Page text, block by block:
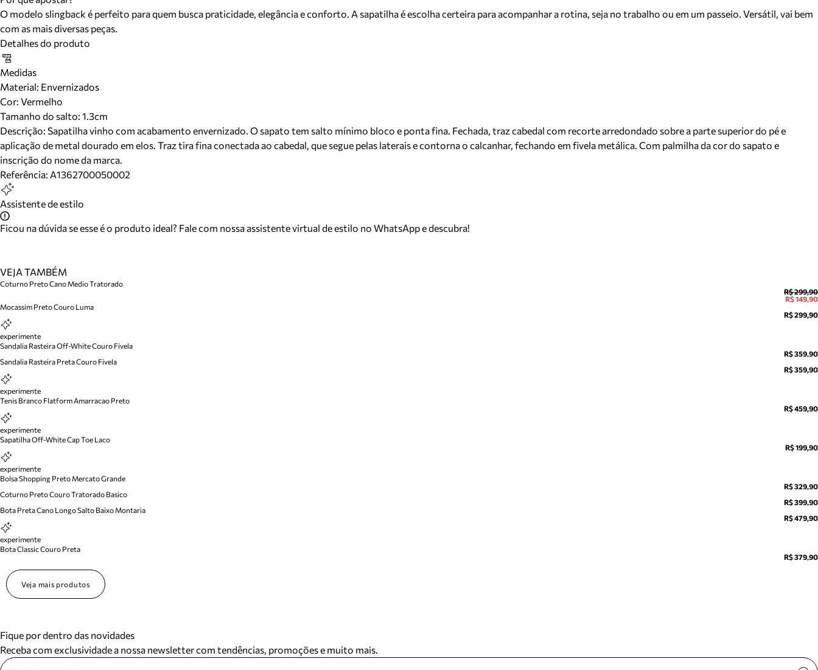
O modelo slingback é perfeito para quem busca praticidade, elegância e conforto. A sapatilha é escolha certeira para acompanhar a rotina, seja no trabalho ou em um passeio. Versátil, vai bem
com as mais diversas peças.
Detalhes do produto
Medidas
Material: Envernizados
Cor: Vermelho
Tamanho do salto: 1.3cm
Descrição: Sapatilha vinho com acabamento envernizado. O sapato tem salto mínimo bloco e ponta fina. Fechada, traz cabedal com recorte arredondado sobre a parte superior do pé e
aplicação de metal dourado em elos. Traz tira fina conectada ao cabedal, que segue pelas laterais e contorna o calcanhar, fechando em fivela metálica. Com palmilha da cor do sapato e
inscrição do nome da marca.
Referência: A1362700050002
Assistente de estilo
Ficou na dúvida se esse é o produto ideal? Fale com nossa assistente virtual de estilo no WhatsApp e descubra!
VEJA TAMBÉM
Coturno Preto Cano Medio Tratorado
R$ 299,90
R$ 149,90
Mocassim Preto Couro Luma
R$ 299,90
experimente
Sandalia Rasteira Off-White Couro Fivela
R$ 359,90
Sandalia Rasteira Preta Couro Fivela
R$ 359,90
experimente
Tenis Branco Flatform Amarracao Preto
R$ 459,90
experimente
Sapatilha Off-White Cap Toe Laco
R$ 199,90
experimente
Bolsa Shopping Preto Mercato Grande
R$ 329,90
Coturno Preto Couro Tratorado Basico
R$ 399,90
Bota Preta Cano Longo Salto Baixo Montaria
R$ 479,90
experimente
Bota Classic Couro Preta
R$ 379,90
Veja mais produtos
Fique por dentro das novidades
Receba com exclusividade a nossa newsletter com tendências, promoções e muito mais.